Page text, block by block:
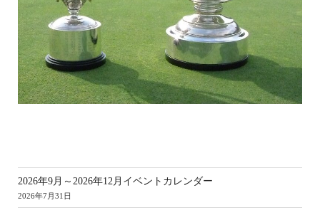
2026年9月～2026年12月イベントカレンダー
2026年7月31日